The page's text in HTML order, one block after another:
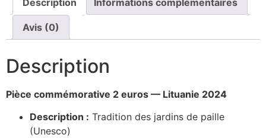
Description Informations complémentaires
Avis (0)
Description
Pièce commémorative 2 euros — Lituanie 2024
Description : Tradition des jardins de paille
(Unesco)